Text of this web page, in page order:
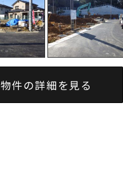
物件の詳細を見る